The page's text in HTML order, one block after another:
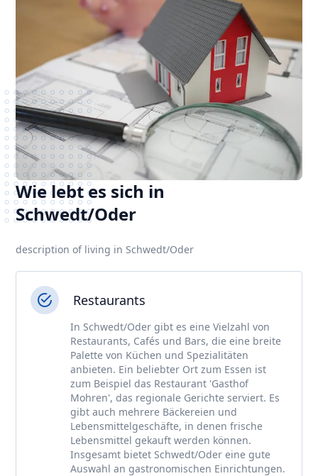
Wie lebt es sich in
Schwedt/Oder
description of living in Schwedt/Oder
Restaurants
In Schwedt/Oder gibt es eine Vielzahl von
Restaurants, Cafés und Bars, die eine breite
Palette von Küchen und Spezialitäten
anbieten. Ein beliebter Ort zum Essen ist
zum Beispiel das Restaurant 'Gasthof
Mohren', das regionale Gerichte serviert. Es
gibt auch mehrere Bäckereien und
Lebensmittelgeschäfte, in denen frische
Lebensmittel gekauft werden können.
Insgesamt bietet Schwedt/Oder eine gute
Auswahl an gastronomischen Einrichtungen.